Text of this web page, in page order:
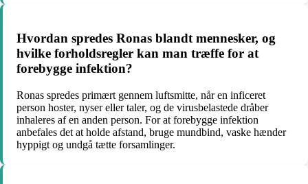
Hvordan spredes Ronas blandt mennesker, og
hvilke forholdsregler kan man træffe for at
forebygge infektion?
Ronas spredes primært gennem luftsmitte, når en inficeret
person hoster, nyser eller taler, og de virusbelastede dråber
inhaleres af en anden person. For at forebygge infektion
anbefales det at holde afstand, bruge mundbind, vaske hænder
hyppigt og undgå tætte forsamlinger.